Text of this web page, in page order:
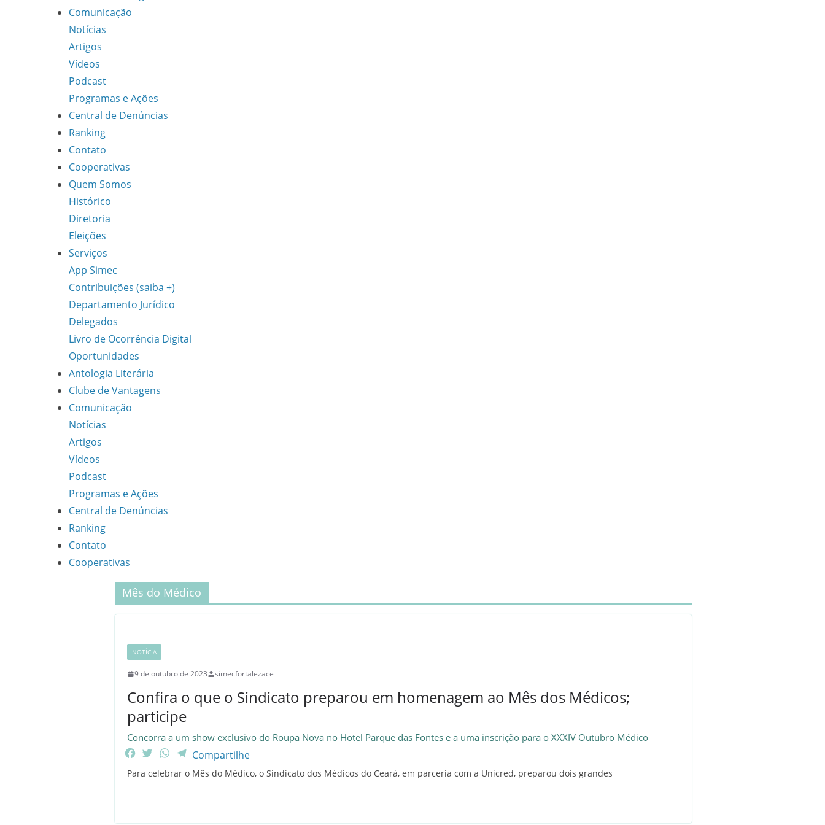
Comunicação
Notícias
Artigos
Vídeos
Podcast
Programas e Ações
Central de Denúncias
Ranking
Contato
Cooperativas
Quem Somos
Histórico
Diretoria
Eleições
Serviços
App Simec
Contribuições (saiba +)
Departamento Jurídico
Delegados
Livro de Ocorrência Digital
Oportunidades
Antologia Literária
Clube de Vantagens
Comunicação
Notícias
Artigos
Vídeos
Podcast
Programas e Ações
Central de Denúncias
Ranking
Contato
Cooperativas
Mês do Médico
NOTÍCIA
9 de outubro de 2023 simecfortalezace
Confira o que o Sindicato preparou em homenagem ao Mês dos Médicos;
participe
Concorra a um show exclusivo do Roupa Nova no Hotel Parque das Fontes e a uma inscrição para o XXXIV Outubro Médico
c
o
w
i
e
W
a
A
T
l
r
Compartilhe
Para celebrar o Mês do Médico, o Sindicato dos Médicos do Ceará, em parceria com a Unicred, preparou dois grandes